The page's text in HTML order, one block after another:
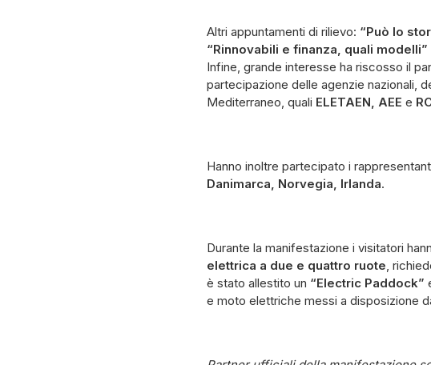
Altri appuntamenti di rilievo: “Può lo
“Rinnovabili e finanza, quali modelli”
Infine, grande interesse ha riscosso il
partecipazione delle agenzie nazionali,
Mediterraneo, quali ELETAEN, AEE e
Hanno inoltre partecipato i
Danimarca, Norvegia, Irlanda.
Durante la manifestazione i visitatori
elettrica a due e quattro ruote,
è stato allestito un “Electric Paddock”
e moto elettriche messi a disposizione